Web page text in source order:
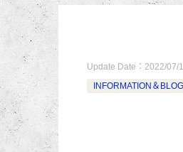
Update Date： 2022/07/
INFORMATION＆BLOG